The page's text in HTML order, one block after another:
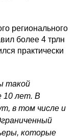
регионального
более 4 трлн
практически
такой
10 лет. В
в том числе и
которые